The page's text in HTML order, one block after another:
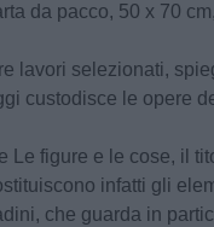
da pacco, 50 x 70
tre lavori selezionati,
custodisce le opere
Le figure e le cose, il
infatti gli
che guarda in